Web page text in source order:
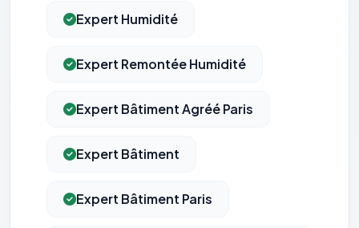
Expert Humidité
Expert Remontée Humidité
Expert Bâtiment Agréé Paris
Expert Bâtiment
Expert Bâtiment Paris